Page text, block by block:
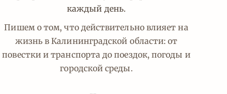
каждый день.
Пишем о том, что действительно влияет на
жизнь в Калининградской области: от
повестки и транспорта до поездок, погоды и
городской среды.